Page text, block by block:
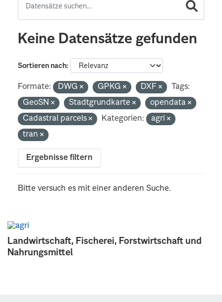
Landwirtschaft, Fischerei, Forstwirtschaft und
Nahrungsmittel
Keine Datensätze gefunden
Sortieren nach
Formate: DWG GPKG DXF
Tags:
GeoSN
Stadtgrundkarte
opendata
Cadastral parcels
Kategorien:
agri
tran
Ergebnisse filtern
Bitte versuch es mit einer anderen Suche.